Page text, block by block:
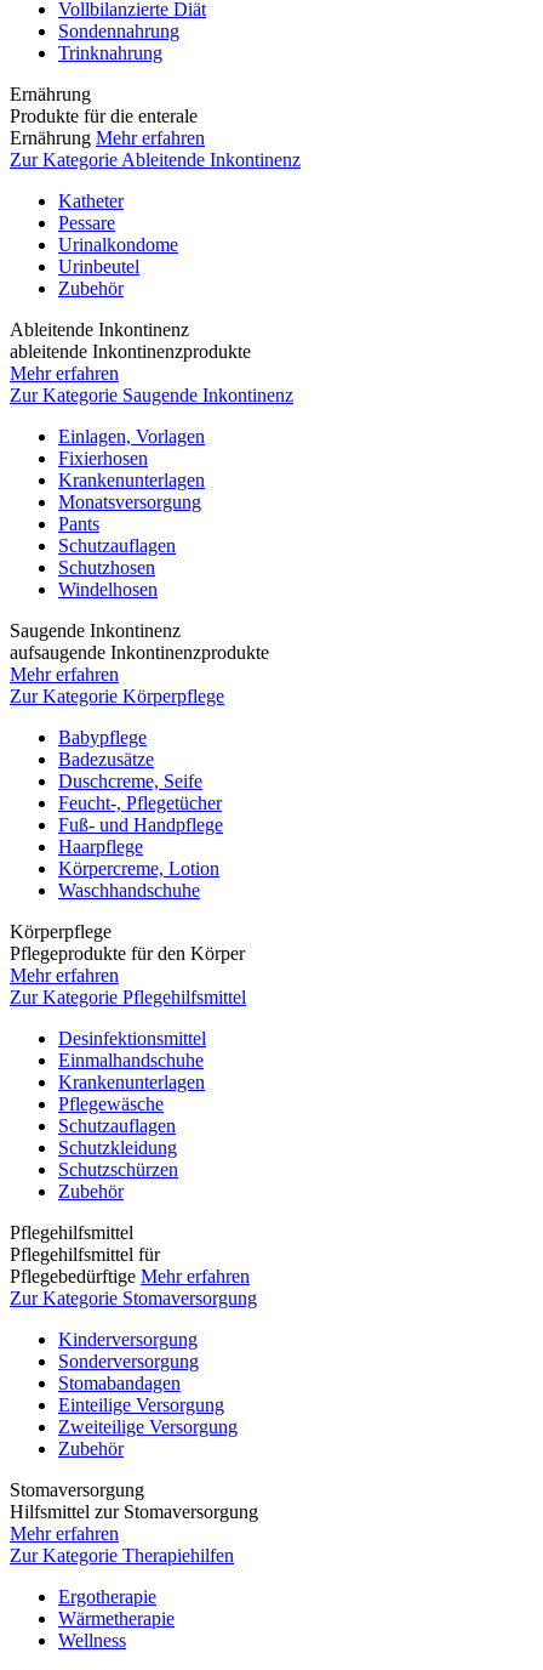
Vollbilanzierte Diät
Sondennahrung
Trinknahrung
Ernährung
Produkte für die enterale
Ernährung Mehr erfahren
Zur Kategorie Ableitende Inkontinenz
Katheter
Pessare
Urinalkondome
Urinbeutel
Zubehör
Ableitende Inkontinenz
ableitende Inkontinenzprodukte
Mehr erfahren
Zur Kategorie Saugende Inkontinenz
Einlagen, Vorlagen
Fixierhosen
Krankenunterlagen
Monatsversorgung
Pants
Schutzauflagen
Schutzhosen
Windelhosen
Saugende Inkontinenz
aufsaugende Inkontinenzprodukte
Mehr erfahren
Zur Kategorie Körperpflege
Babypflege
Badezusätze
Duschcreme, Seife
Feucht-, Pflegetücher
Fuß- und Handpflege
Haarpflege
Körpercreme, Lotion
Waschhandschuhe
Körperpflege
Pflegeprodukte für den Körper
Mehr erfahren
Zur Kategorie Pflegehilfsmittel
Desinfektionsmittel
Einmalhandschuhe
Krankenunterlagen
Pflegewäsche
Schutzauflagen
Schutzkleidung
Schutzschürzen
Zubehör
Pflegehilfsmittel
Pflegehilfsmittel für
Pflegebedürftige Mehr erfahren
Zur Kategorie Stomaversorgung
Kinderversorgung
Sonderversorgung
Stomabandagen
Einteilige Versorgung
Zweiteilige Versorgung
Zubehör
Stomaversorgung
Hilfsmittel zur Stomaversorgung
Mehr erfahren
Zur Kategorie Therapiehilfen
Ergotherapie
Wärmetherapie
Wellness